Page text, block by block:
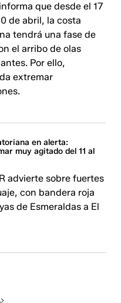
que desde el 17
de abril, la costa
tendrá una fase de
el arribo de olas
Por ello,
extremar
en alerta:
muy agitado del 11 al
advierte sobre fuertes
con bandera roja
de Esmeraldas a El